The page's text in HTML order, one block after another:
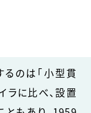
るのは「小型貫
ラに比べ、設置